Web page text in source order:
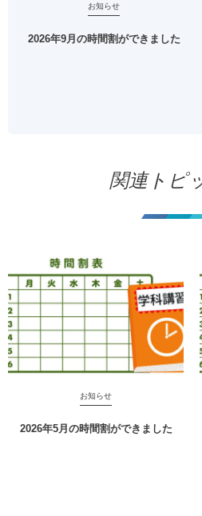
お知らせ
2026年9月の時間割ができました
関連トピ
お知らせ
2026年5月の時間割ができました